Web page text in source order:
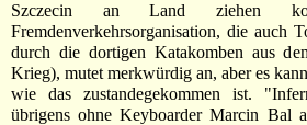
Szczecin an Land ziehen
Fremdenverkehrsorganisation, die auch
durch die dortigen Katakomben aus
Krieg), mutet merkwürdig an, aber es
wie das zustandegekommen ist.
übrigens ohne Keyboarder Marcin Bal